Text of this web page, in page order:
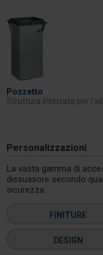
Pozzetto
Struttura interrata per
Personalizzazioni
La vasta gamma di
dissuasore secondo
sicurezza.
FINITURE
DESIGN